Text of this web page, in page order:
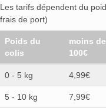
Les tarifs dépendent du
frais de port)
Poids du
colis
moins de
100€
0 - 5 kg 4,99€
5 - 10 kg 7,99€